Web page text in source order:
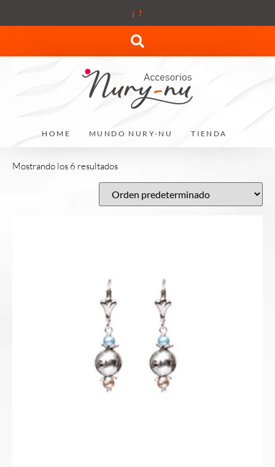
¡ !
HOME MUNDO NURY-NU TIENDA
Mostrando los 6 resultados